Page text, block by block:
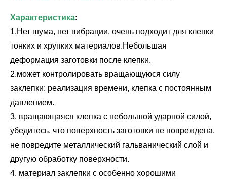
Характеристика:
1.Нет шума, нет вибрации, очень подходит для клепки
тонких и хрупких материалов.Небольшая
деформация заготовки после клепки.
2.может контролировать вращающуюся силу
заклепки: реализация времени, клепка с постоянным
давлением.
3. вращающаяся клепка с небольшой ударной силой,
убедитесь, что поверхность заготовки не повреждена,
не повредите металлический гальванический слой и
другую обработку поверхности.
4. материал заклепки с особенно хорошими